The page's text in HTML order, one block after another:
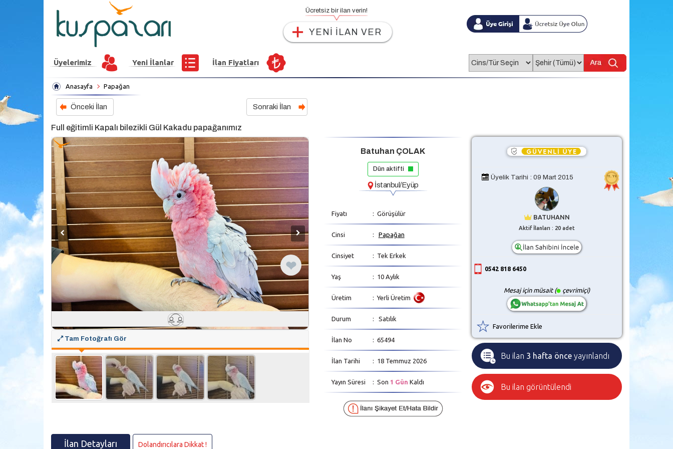
Ücretsiz bir ilan verin!
YENİ İLAN VER
Üyelerimiz Yeni İlanlar İlan Fiyatları
Anasayfa Papağan
Önceki İlan Sonraki İlan
Full eğitimli Kapalı bilezikli Gül Kakadu papağanımız
❤
Tam Fotoğrafı Gör
Batuhan ÇOLAK
Dün aktifti
İstanbul/Eyüp
Fiyatı : Görüşülür
Cinsi : Papağan
Cinsiyet : Tek Erkek
Yaş : 10 Aylık
Üretim : Yerli Üretim
Durum : Satılık
İlan No : 65494
İlan Tarihi : 18 Temmuz 2026
Yayın Süresi : Son 1 Gün Kaldı
Üyelik Tarihi : 09 Mart 2015
BATUHANN
Aktif İlanları : 20 adet
0542 818 6450
Mesaj için müsait ( çevrimiçi)
Favorilerime Ekle
Bu ilan 3 hafta önce yayınlandı
Bu ilan görüntülendi
İlan Detayları Dolandırıcılara Dikkat !